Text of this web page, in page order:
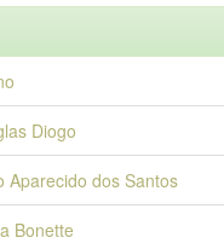
Diogo
Aparecido dos Santos
Bonette